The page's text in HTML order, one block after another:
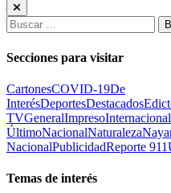
Buscar:
Secciones para visitar
CartonesCOVID-19De
InterésDeportesDestacados
TVGeneralImpresoInternacional
ÚltimoNacionalNaturaleza
NacionalPublicidadReporte 911
Temas de interés